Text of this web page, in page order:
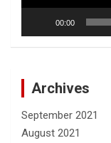
00:00
Archives
September 2021
August 2021